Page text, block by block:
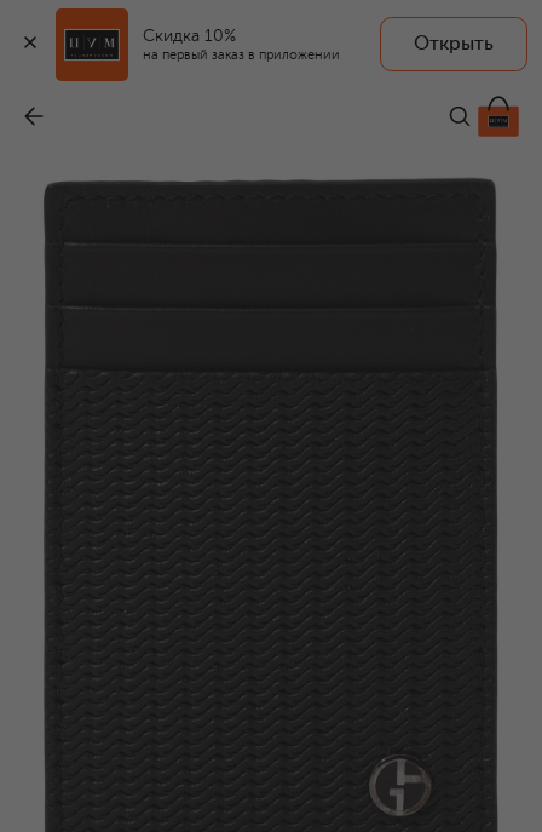
Скидка 10%
на первый заказ в приложении
Открыть
39 750 ₽